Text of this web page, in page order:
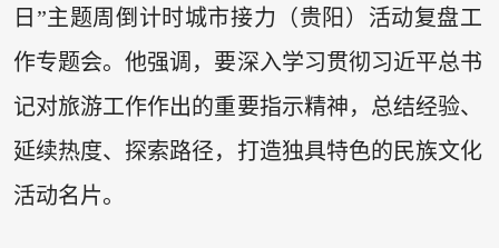
日”主题周倒计时城市接力（贵阳）活动复盘工
作专题会。他强调，要深入学习贯彻习近平总书
记对旅游工作作出的重要指示精神，总结经验、
延续热度、探索路径，打造独具特色的民族文化
活动名片。